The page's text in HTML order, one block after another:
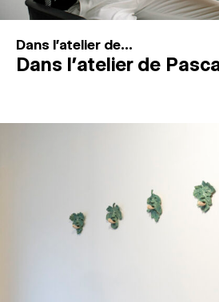
Dans l'atelier de...
Dans l’atelier de